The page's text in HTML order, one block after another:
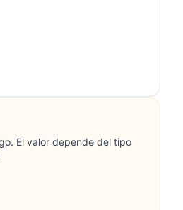
El valor depende del tipo